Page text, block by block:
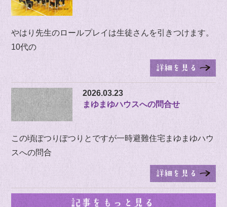
やはり先生のロールプレイは生徒さんを引きつけます。
10代の
2026.03.23
まゆまゆハウスへの問合せ
この頃ぽつりぽつりとですが一時避難住宅まゆまゆハウ
スへの問合